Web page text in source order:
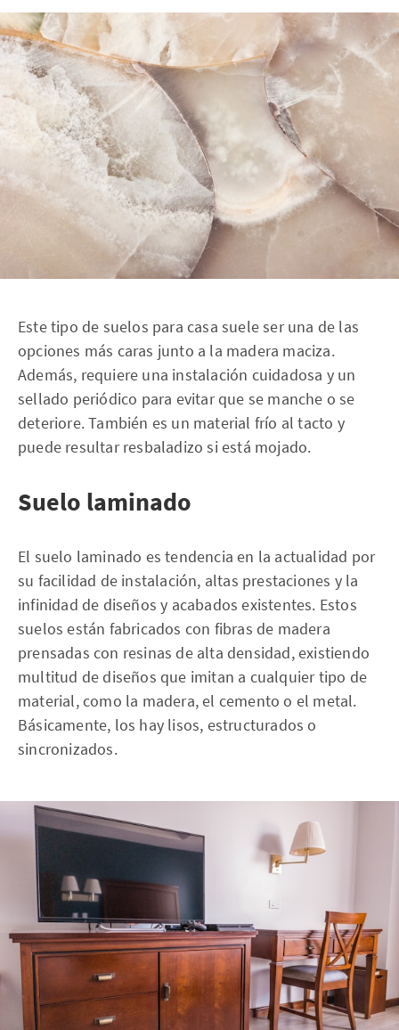
Este tipo de suelos para casa suele ser una de las
opciones más caras junto a la madera maciza.
Además, requiere una instalación cuidadosa y un
sellado periódico para evitar que se manche o se
deteriore. También es un material frío al tacto y
puede resultar resbaladizo si está mojado.
Suelo laminado
El suelo laminado es tendencia en la actualidad por
su facilidad de instalación, altas prestaciones y la
infinidad de diseños y acabados existentes. Estos
suelos están fabricados con fibras de madera
prensadas con resinas de alta densidad, existiendo
multitud de diseños que imitan a cualquier tipo de
material, como la madera, el cemento o el metal.
Básicamente, los hay lisos, estructurados o
sincronizados.